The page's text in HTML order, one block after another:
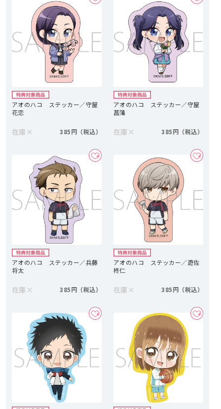
アオのハコ ステッカー／守屋
花恋
在庫 × 385円
アオのハコ ステッカー／守屋
菖蒲
在庫 × 385円
アオのハコ ステッカー／兵藤
将太
在庫 × 385円
アオのハコ ステッカー／遊佐
柊仁
在庫 × 385円